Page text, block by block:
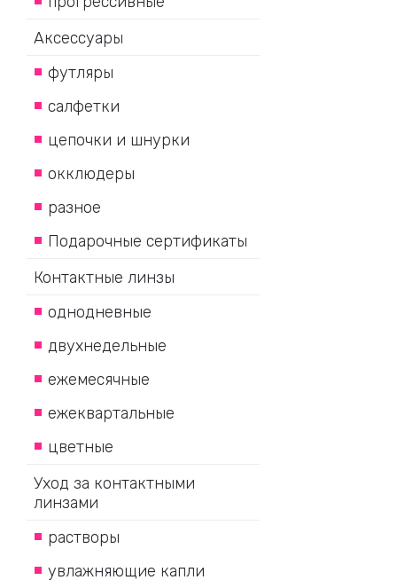
Аксессуары
футляры
салфетки
цепочки и шнурки
окклюдеры
разное
Подарочные сертификаты
Контактные линзы
однодневные
двухнедельные
ежемесячные
ежеквартальные
цветные
Уход за контактными
линзами
растворы
увлажняющие капли